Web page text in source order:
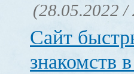
(28.05.2022 /
Сайт
знакомств